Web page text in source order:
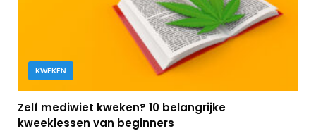
KWEKEN
Zelf mediwiet kweken? 10 belangrijke
kweeklessen van beginners